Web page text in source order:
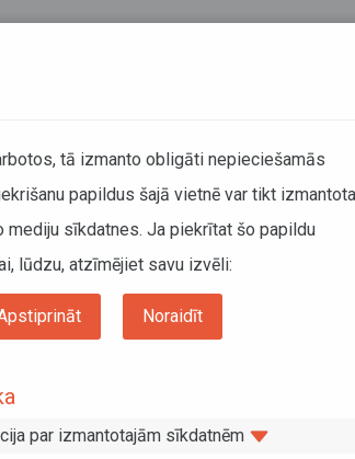
protokoli
tā izmanto obligāti nepieciešamās
papildus šajā vietnē var tikt
sīkdatnes. Ja piekrītat šo papildu
lūdzu, atzīmējiet savu izvēli:
Noraidīt
par izmantotajām sīkdatnēm